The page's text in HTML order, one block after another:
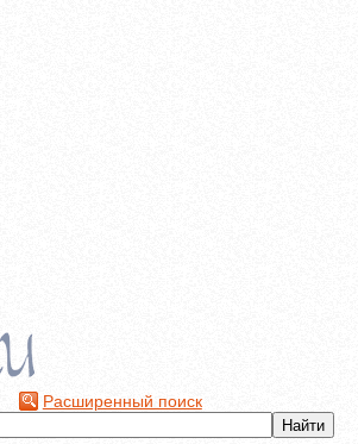
Расширенный поиск